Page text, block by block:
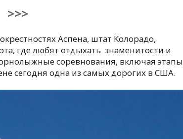
>>>
Аспена, штат Колорадо,
где любят отдыхать знаменитости и
соревнования, включая этапы
сегодня одна из самых дорогих в США.